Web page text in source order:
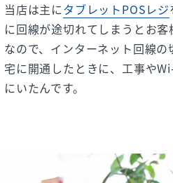
当店は主にタブレットPOSレジ
に回線が途切れてしまうとお
なので、インターネット回線
宅に開通したときに、工事や
にいたんです。